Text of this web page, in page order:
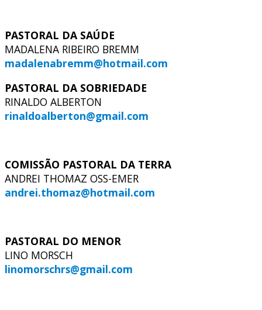
PASTORAL DA SAÚDE
MADALENA RIBEIRO BREMM
madalenabremm@hotmail.com
PASTORAL DA SOBRIEDADE
RINALDO ALBERTON
rinaldoalberton@gmail.com
COMISSÃO PASTORAL DA TERRA
ANDREI THOMAZ OSS-EMER
andrei.thomaz@hotmail.com
PASTORAL DO MENOR
LINO MORSCH
linomorschrs@gmail.com